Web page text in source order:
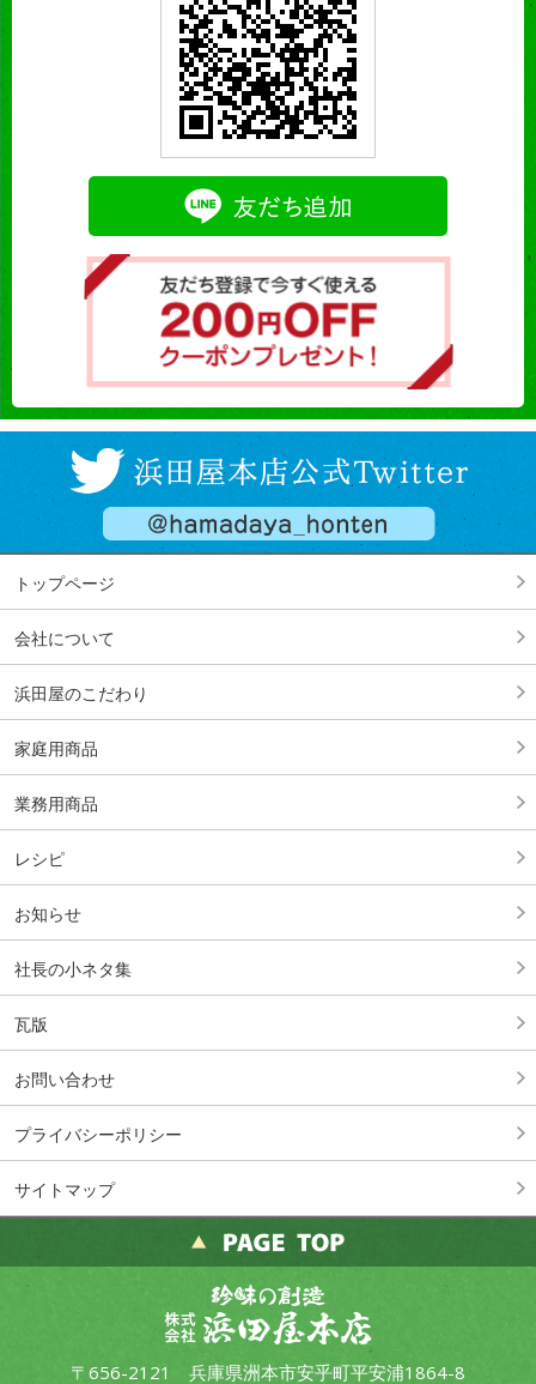
トップページ
会社について
浜田屋のこだわり
家庭用商品
業務用商品
レシピ
お知らせ
社長の小ネタ集
瓦版
お問い合わせ
プライバシーポリシー
サイトマップ
〒656-2121 兵庫県洲本市安乎町平安浦1864-8